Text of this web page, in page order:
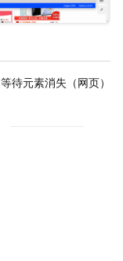
等待元素消失（网页）